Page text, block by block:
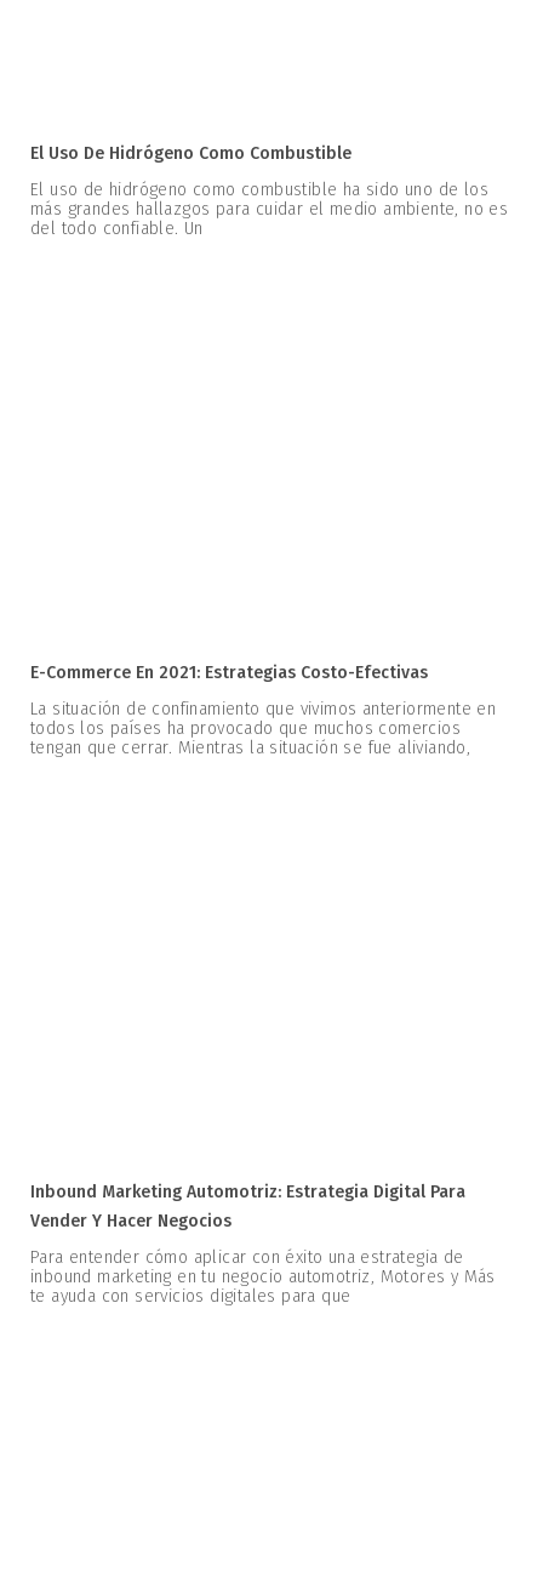
El Uso De Hidrógeno Como Combustible
El uso de hidrógeno como combustible ha sido uno de los
más grandes hallazgos para cuidar el medio ambiente, no es
del todo confiable. Un
E-Commerce En 2021: Estrategias Costo-Efectivas
La situación de confinamiento que vivimos anteriormente en
todos los países ha provocado que muchos comercios
tengan que cerrar. Mientras la situación se fue aliviando,
Inbound Marketing Automotriz: Estrategia Digital Para
Vender Y Hacer Negocios
Para entender cómo aplicar con éxito una estrategia de
inbound marketing en tu negocio automotriz, Motores y Más
te ayuda con servicios digitales para que